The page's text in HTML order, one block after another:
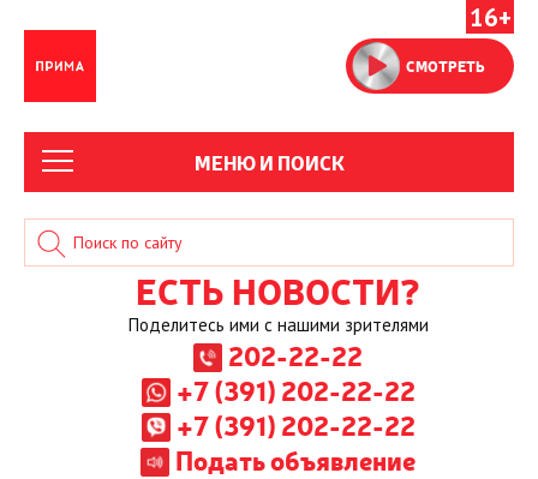
16+
СМОТРЕТЬ
МЕНЮ И ПОИСК
ЕСТЬ НОВОСТИ?
Поделитесь ими с нашими зрителями
202-22-22
+7 (391) 202-22-22
+7 (391) 202-22-22
Подать объявление